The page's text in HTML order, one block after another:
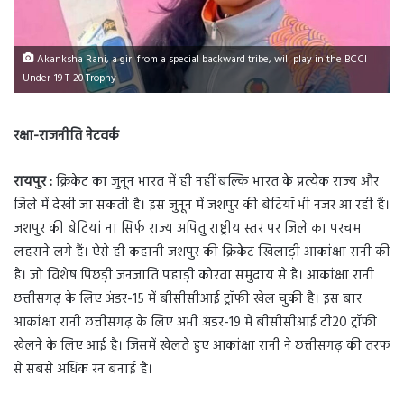
Akanksha Rani, a girl from a special backward tribe, will play in the BCCI
Under-19 T-20 Trophy
रक्षा-राजनीति नेटवर्क
रायपुर :क्रिकेट का जुनून भारत में ही नहीं बल्कि भारत के प्रत्येक राज्य और
जिले में देखी जा सकती है। इस जुनून में जशपुर की बेटियॉ भी नजर आ रही हैं।
जशपुर की बेटियां ना सिर्फ राज्य अपितु राष्ट्रीय स्तर पर जिले का परचम
लहराने लगे हैं। ऐसे ही कहानी जशपुर की क्रिकेट खिलाड़ी आकांक्षा रानी की
है। जो विशेष पिछड़ी जनजाति पहाड़ी कोरवा समुदाय से है। आकांक्षा रानी
छत्तीसगढ़ के लिए अंडर-15 में बीसीसीआई ट्रॉफी खेल चुकी है। इस बार
आकांक्षा रानी छत्तीसगढ़ के लिए अभी अंडर-19 में बीसीसीआई टी20 ट्रॉफी
खेलने के लिए आई है। जिसमें खेलते हुए आकांक्षा रानी ने छत्तीसगढ़ की तरफ
से सबसे अधिक रन बनाई है।